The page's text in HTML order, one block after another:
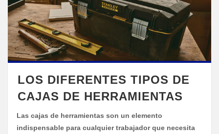
LOS DIFERENTES TIPOS DE
CAJAS DE HERRAMIENTAS
Las cajas de herramientas son un elemento
indispensable para cualquier trabajador que necesita